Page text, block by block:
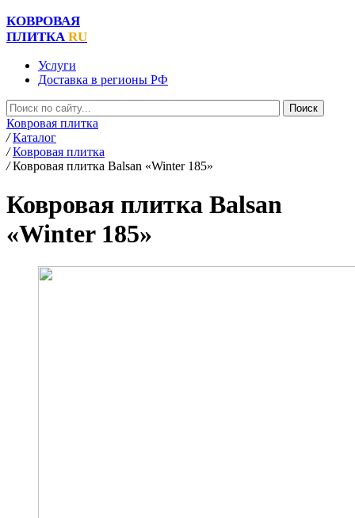
КОВРОВАЯ
ПЛИТКА RU
Услуги
Доставка в регионы РФ
Ковровая плитка
/ Каталог
/ Ковровая плитка
/ Ковровая плитка Balsan «Winter 185»
Ковровая плитка Balsan
«Winter 185»